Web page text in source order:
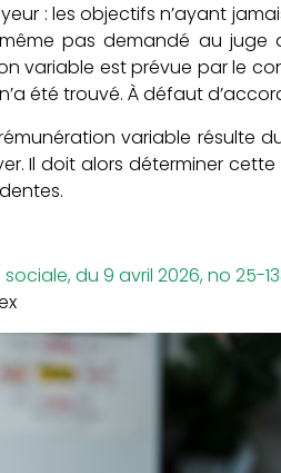
: les objectifs n’ayant
pas demandé au juge
variable est prévue par le
été trouvé. À défaut
variable résulte
Il doit alors déterminer cette
du 9 avril 2026, no 25-